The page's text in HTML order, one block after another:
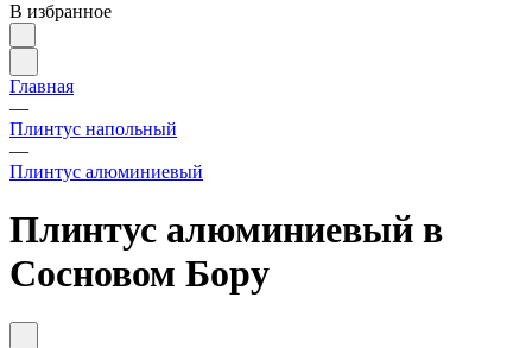
В избранное
Главная
—
Плинтус напольный
—
Плинтус алюминиевый
Плинтус алюминиевый в
Сосновом Бору